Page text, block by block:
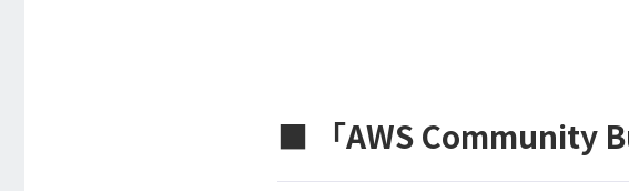
■ 「AWS Community